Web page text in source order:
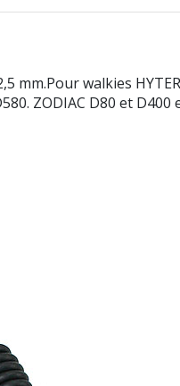
walkies
ZODIAC D80 et D400